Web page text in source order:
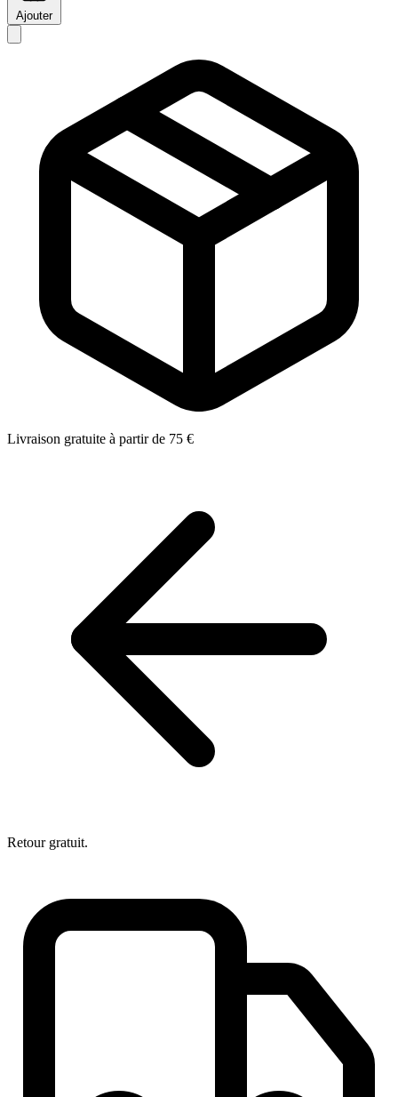
Ajouter
Livraison gratuite à partir de 75 €
Retour gratuit.